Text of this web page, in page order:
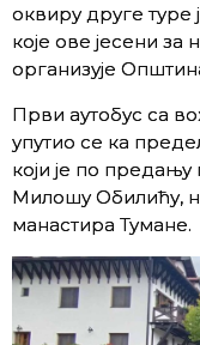
оквиру друге туре
које ове јесени за
организује
Први аутобус са
упутио се ка
који је по
Милошу Обилићу,
манастира Тумане.